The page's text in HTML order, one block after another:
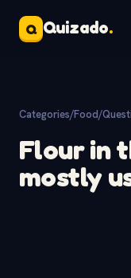
Q Quizado.
Categories/Food/
Flour in
mostly